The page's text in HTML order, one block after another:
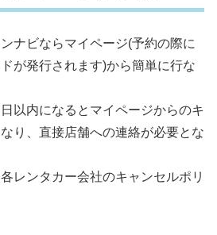
ナビならマイページ(予約の際に
が発行されます)から簡単に行な
以内になるとマイページからのキ
り、直接店舗への連絡が必要とな
レンタカー会社のキャンセルポリ